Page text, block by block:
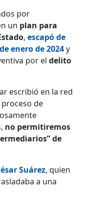
por
un plan para
,escapó de
enero de 2024y
por eldelito
escribió en la red
de
no permitiremos
de
Suárez, quien
a una